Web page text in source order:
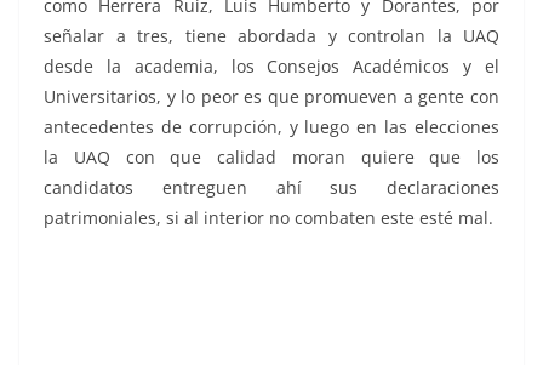
como Herrera Ruiz, Luis Humberto y Dorantes, por
señalar a tres, tiene abordada y controlan la UAQ
desde la academia, los Consejos Académicos y el
Universitarios, y lo peor es que promueven a gente con
antecedentes de corrupción, y luego en las elecciones
la UAQ con que calidad moran quiere que los
candidatos entreguen ahí sus declaraciones
patrimoniales, si al interior no combaten este esté mal.